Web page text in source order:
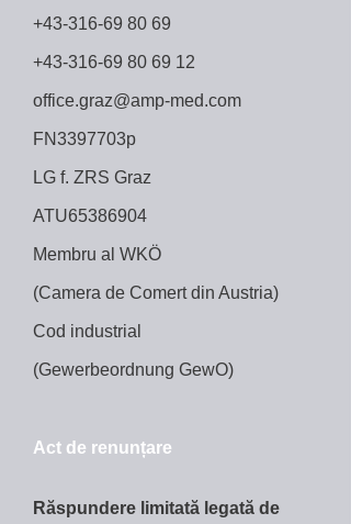
+43-316-69 80 69
+43-316-69 80 69 12
office.graz@amp-med.com
FN3397703p
LG f. ZRS Graz
ATU65386904
Membru al WKÖ
(Camera de Comert din Austria)
Cod industrial
(Gewerbeordnung GewO)
Act de renunțare
Răspundere limitată legată de